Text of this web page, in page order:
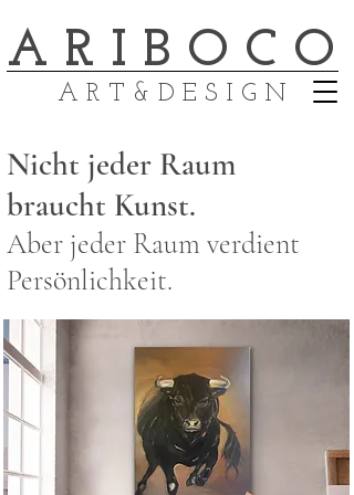
A R I B O C O
A R T & D E S I G N
Nicht jeder Raum
braucht Kunst.
Aber jeder Raum verdient
Persönlichkeit.